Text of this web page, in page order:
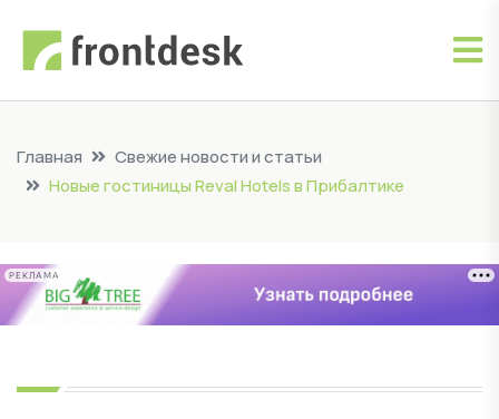
Главная
Свежие новости и статьи
Новые гостиницы Reval Hotels в Прибалтике
РЕКЛАМА